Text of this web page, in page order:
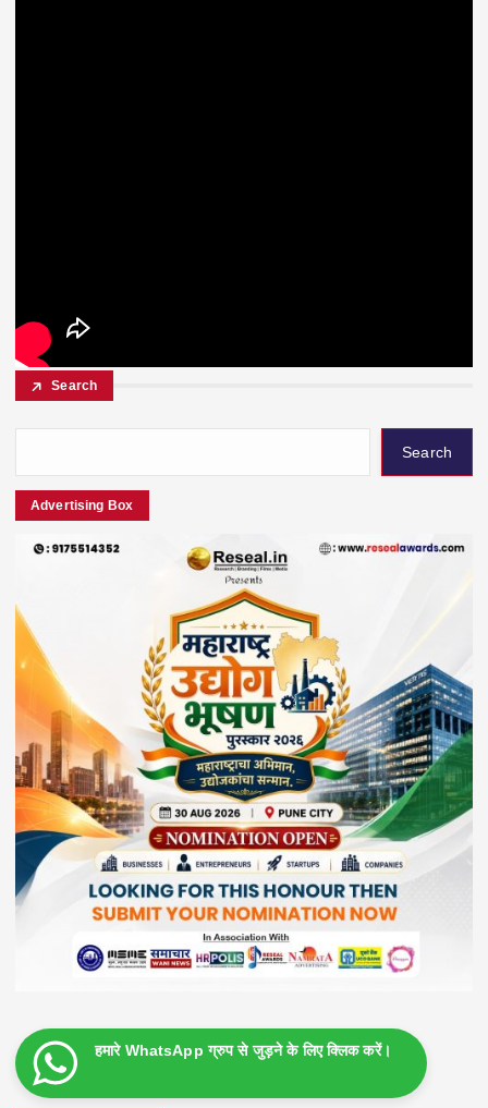
Search
Search
Advertising Box
हमारे WhatsApp ग्रुप से जुड़ने के लिए क्लिक करें।